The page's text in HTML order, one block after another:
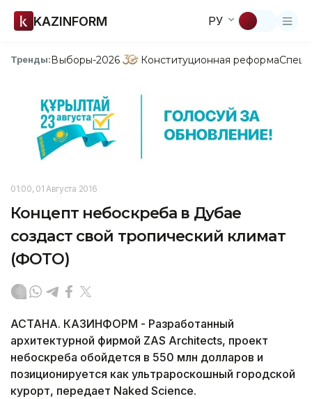
KAZINFORM РУ
Тренды:Выборы-2026 Конституционная реформа
01:00, 01 Августа 2016
Концепт небоскреба в Дубае
создаст свой тропический климат
(ФОТО)
АСТАНА. КАЗИНФОРМ - Разработанный
архитектурной фирмой ZAS Architects, проект
небоскреба обойдется в 550 млн долларов и
позиционируется как ультрароскошный городской
курорт, передает Naked Science.